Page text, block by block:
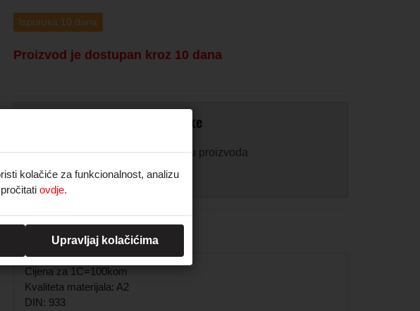
Isporuka 10 dana
Proizvod je dostupan kroz 10 dana
Samo za registrirane korisnike
Registrirajte se za prikaz ili kupnju proizvoda
Prijava
Cijena za 1C=100kom
Kvaliteta materijala: A2
DIN: 933
kolačiće za funkcionalnost, analizu
ovdje.
Upravljaj kolačićima